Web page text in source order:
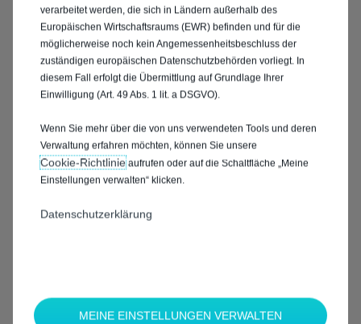
verarbeitet werden, die sich in Ländern außerhalb des
Europäischen Wirtschaftsraums (EWR) befinden und für die
möglicherweise noch kein Angemessenheitsbeschluss der
zuständigen europäischen Datenschutzbehörden vorliegt. In
diesem Fall erfolgt die Übermittlung auf Grundlage Ihrer
Einwilligung (Art. 49 Abs. 1 lit. a DSGVO).
Wenn Sie mehr über die von uns verwendeten Tools und deren
Verwaltung erfahren möchten, können Sie unsere
Cookie‑Richtlinieaufrufen oder auf die Schaltfläche „Meine
Einstellungen verwalten“ klicken.
Datenschutzerklärung
MEINE EINSTELLUNGEN VERWALTEN